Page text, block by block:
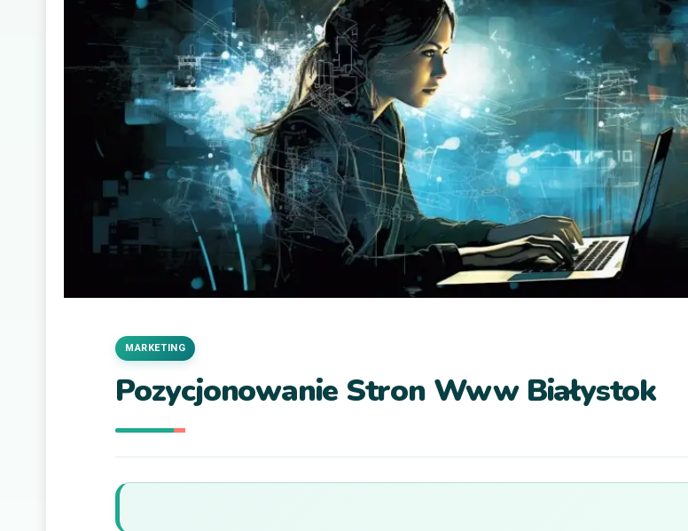
Pozycjonowanie Stron Www Białystok
MARKETING